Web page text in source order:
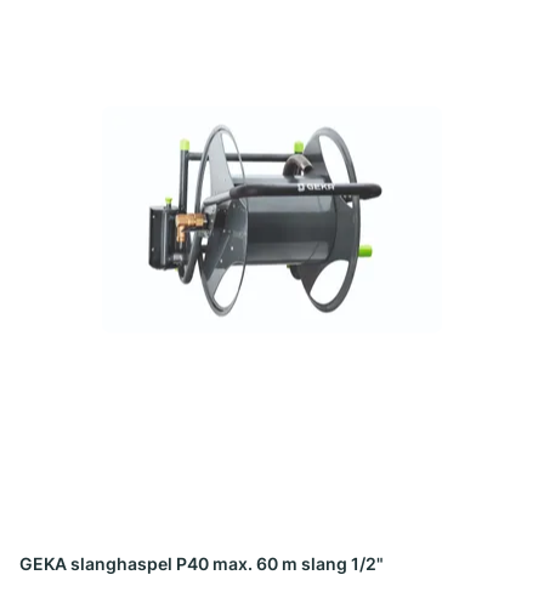
GEKA slanghaspel P40 max. 60 m slang 1/2"